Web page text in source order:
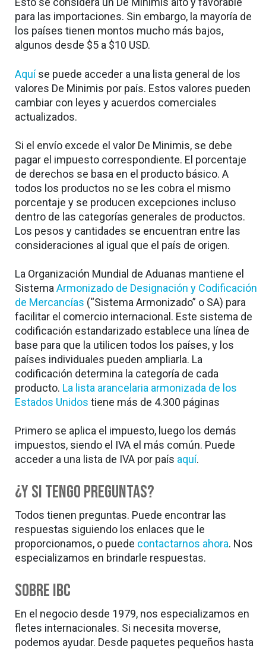
para las importaciones. Sin embargo, la mayoría de
los países tienen montos mucho más bajos,
algunos desde $5 a $10 USD.
Aquíse puede acceder a una lista general de los
valores De Minimis por país. Estos valores pueden
cambiar con leyes y acuerdos comerciales
actualizados.
Si el envío excede el valor De Minimis, se debe
pagar el impuesto correspondiente. El porcentaje
de derechos se basa en el producto básico. A
todos los productos no se les cobra el mismo
porcentaje y se producen excepciones incluso
dentro de las categorías generales de productos.
Los pesos y cantidades se encuentran entre las
consideraciones al igual que el país de origen.
La Organización Mundial de Aduanas mantiene el
Sistema Armonizado de Designación y Codificación
de Mercancías (“Sistema Armonizado” o SA) para
facilitar el comercio internacional. Este sistema de
codificación estandarizado establece una línea de
base para que la utilicen todos los países, y los
países individuales pueden ampliarla. La
codificación determina la categoría de cada
producto. La lista arancelaria armonizada de los
Estados Unidos tiene más de 4.300 páginas
Primero se aplica el impuesto, luego los demás
impuestos, siendo el IVA el más común. Puede
acceder a una lista de IVA por país aquí.
¿Y si tengo preguntas?
Todos tienen preguntas. Puede encontrar las
respuestas siguiendo los enlaces que le
proporcionamos, o puede contactarnos ahora. Nos
especializamos en brindarle respuestas.
Sobre IBC
En el negocio desde 1979, nos especializamos en
fletes internacionales. Si necesita moverse,
podemos ayudar. Desde paquetes pequeños hasta